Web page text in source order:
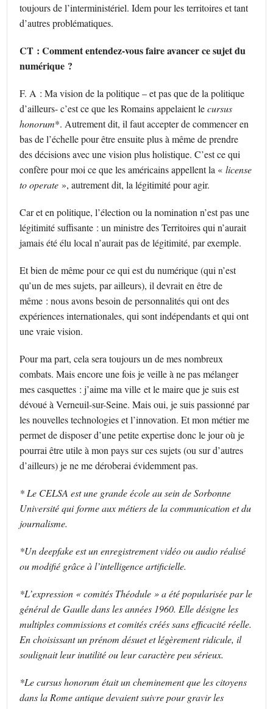
toujours de l’interministériel. Idem pour les territoires et tant
d’autres problématiques.
CT : Comment entendez-vous faire avancer ce sujet du
numérique ?
F. A : Ma vision de la politique – et pas que de la politique
d’ailleurs- c’est ce que les Romains appelaient lecursus
honorum*. Autrement dit, il faut accepter de commencer en
bas de l’échelle pour être ensuite plus à même de prendre
des décisions avec une vision plus holistique. C’est ce qui
confère pour moi ce que les américains appellent la «license
to operate », autrement dit, la légitimité pour agir.
Car et en politique, l’élection ou la nomination n’est pas une
légitimité suffisante : un ministre des Territoires qui n’aurait
jamais été élu local n’aurait pas de légitimité, par exemple.
Et bien de même pour ce qui est du numérique (qui n’est
qu’un de mes sujets, par ailleurs), il devrait en être de
même : nous avons besoin de personnalités qui ont des
expériences internationales, qui sont indépendants et qui ont
une vraie vision.
Pour ma part, cela sera toujours un de mes nombreux
combats. Mais encore une fois je veille à ne pas mélanger
mes casquettes : j’aime ma ville et le maire que je suis est
dévoué à Verneuil-sur-Seine. Mais oui, je suis passionné par
les nouvelles technologies et l’innovation. Et mon métier me
permet de disposer d’une petite expertise donc le jour où je
pourrai être utile à mon pays sur ces sujets (ou sur d’autres
d’ailleurs) je ne me déroberai évidemment pas.
* Le CELSA est une grande école au sein de Sorbonne
Université qui forme aux métiers de la communication et du
journalisme.
*Un deepfake est un enregistrement vidéo ou audio réalisé
ou modifié grâce à l’intelligence artificielle.
*L’expression « comités Théodule » a été popularisée par le
général de Gaulle dans les années 1960. Elle désigne les
multiples commissions et comités créés sans efficacité réelle.
En choisissant un prénom désuet et légèrement ridicule, il
soulignait leur inutilité ou leur caractère peu sérieux.
*Le cursus honorum était un cheminement que les citoyens
dans la Rome antique devaient suivre pour gravir les